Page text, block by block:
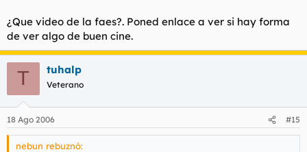
¿Que video de la faes?. Poned enlace a ver si hay forma
de ver algo de buen cine.
T tuhalp
Veterano
18 Ago 2006 #15
nebun rebuznó: